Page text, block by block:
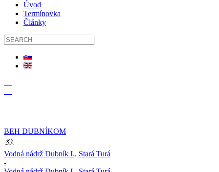
Úvod
Termínovka
Články
BEH DUBNÍKOM
Vodná nádrž Dubník I., Stará Turá
-